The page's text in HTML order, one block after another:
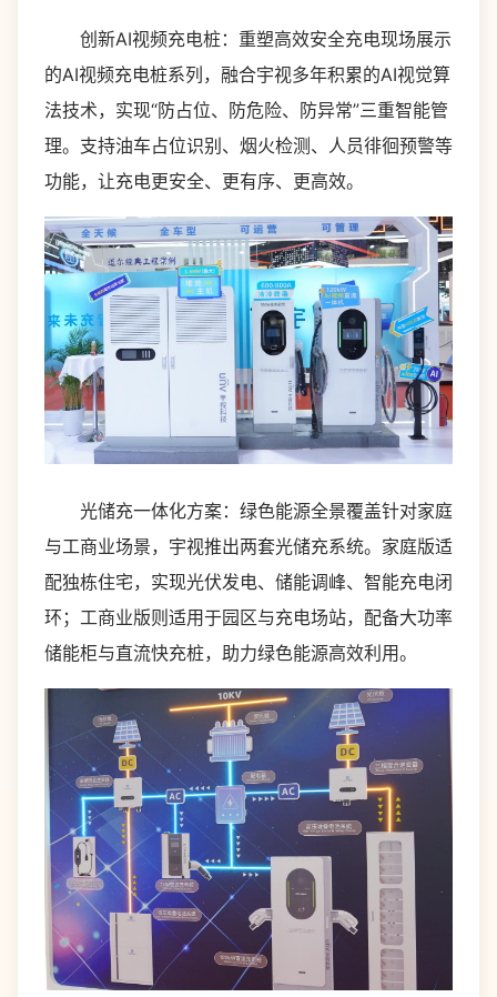
创新AI视频充电桩：重塑高效安全充电现场展示
的AI视频充电桩系列，融合宇视多年积累的AI视觉算
法技术，实现“防占位、防危险、防异常”三重智能管
理。支持油车占位识别、烟火检测、人员徘徊预警等
功能，让充电更安全、更有序、更高效。
光储充一体化方案：绿色能源全景覆盖针对家庭
与工商业场景，宇视推出两套光储充系统。家庭版适
配独栋住宅，实现光伏发电、储能调峰、智能充电闭
环；工商业版则适用于园区与充电场站，配备大功率
储能柜与直流快充桩，助力绿色能源高效利用。